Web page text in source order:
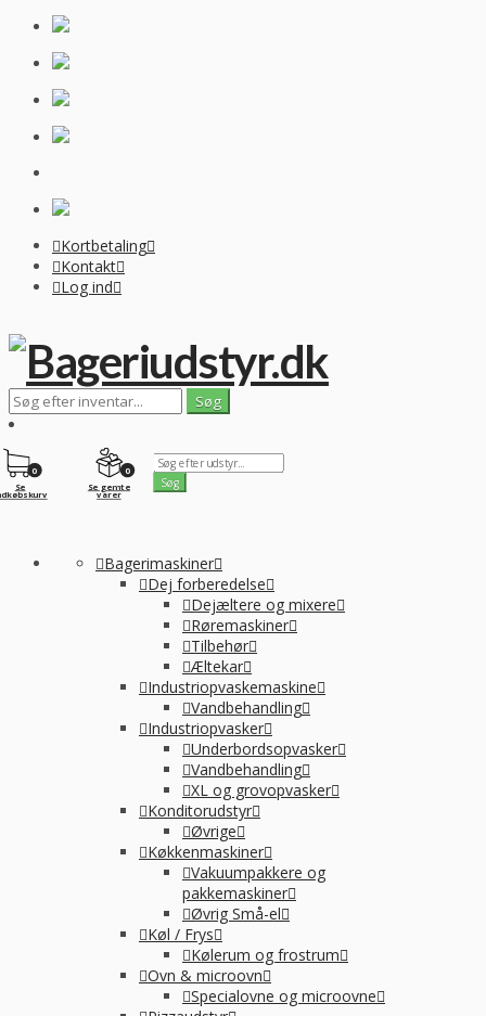
Kortbetaling
Kontakt
Log ind
0
Se gemte
varer
0
Se
Bagerimaskiner
Dej forberedelse
Dejæltere og mixere
Røremaskiner
Tilbehør
Æltekar
Industriopvaskemaskine
Vandbehandling
Industriopvasker
Underbordsopvasker
Vandbehandling
XL og grovopvasker
Konditorudstyr
Øvrige
Køkkenmaskiner
Vakuumpakkere og
pakkemaskiner
Øvrig Små-el
Køl / Frys
Kølerum og frostrum
Ovn & microovn
Specialovne og microovne